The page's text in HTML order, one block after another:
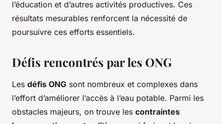
l’éducation et d’autres activités productives. Ces
résultats mesurables renforcent la nécessité de
poursuivre ces efforts essentiels.
Défis rencontrés par les ONG
Les défis ONG sont nombreux et complexes dans
l’effort d’améliorer l’accès à l’eau potable. Parmi les
obstacles majeurs, on trouve les contraintes